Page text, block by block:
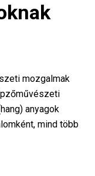
mozgalmak
anyagok
mind több